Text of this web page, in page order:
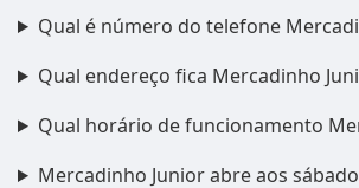
Qual é número do telefone
Qual endereço fica Mercadinho
Qual horário de funcionamento
Mercadinho Junior abre aos